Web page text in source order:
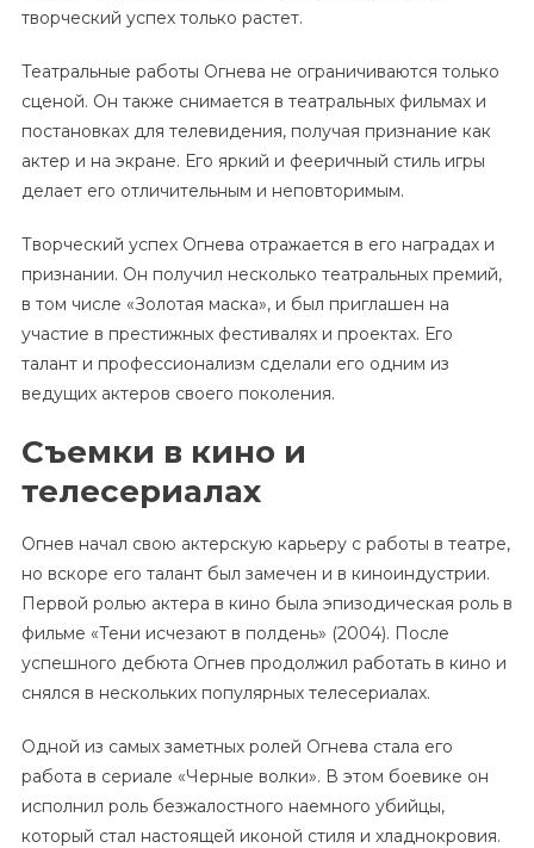
творческий успех только растет.
Театральные работы Огнева не ограничиваются только
сценой. Он также снимается в театральных фильмах и
постановках для телевидения, получая признание как
актер и на экране. Его яркий и фееричный стиль игры
делает его отличительным и неповторимым.
Творческий успех Огнева отражается в его наградах и
признании. Он получил несколько театральных премий,
в том числе «Золотая маска», и был приглашен на
участие в престижных фестивалях и проектах. Его
талант и профессионализм сделали его одним из
ведущих актеров своего поколения.
Съемки в кино и
телесериалах
Огнев начал свою актерскую карьеру с работы в театре,
но вскоре его талант был замечен и в киноиндустрии.
Первой ролью актера в кино была эпизодическая роль в
фильме «Тени исчезают в полдень» (2004). После
успешного дебюта Огнев продолжил работать в кино и
снялся в нескольких популярных телесериалах.
Одной из самых заметных ролей Огнева стала его
работа в сериале «Черные волки». В этом боевике он
исполнил роль безжалостного наемного убийцы,
который стал настоящей иконой стиля и хладнокровия.